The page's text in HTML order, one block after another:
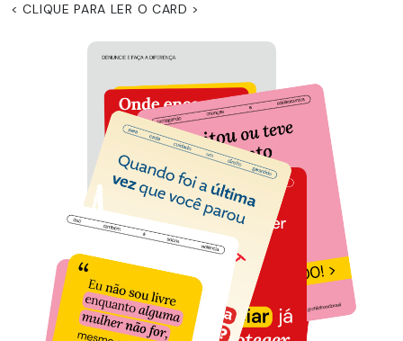
< CLIQUE PARA LER O CARD >